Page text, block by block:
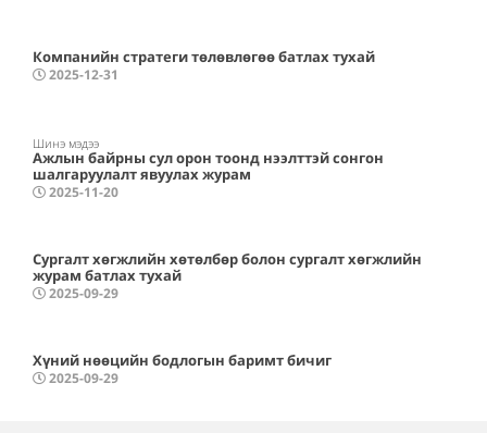
Компанийн стратеги төлөвлөгөө батлах тухай
2025-12-31
Шинэ мэдээ
Ажлын байрны сул орон тоонд нээлттэй сонгон
шалгаруулалт явуулах журам
2025-11-20
Сургалт хөгжлийн хөтөлбөр болон сургалт хөгжлийн
журам батлах тухай
2025-09-29
Хүний нөөцийн бодлогын баримт бичиг
2025-09-29